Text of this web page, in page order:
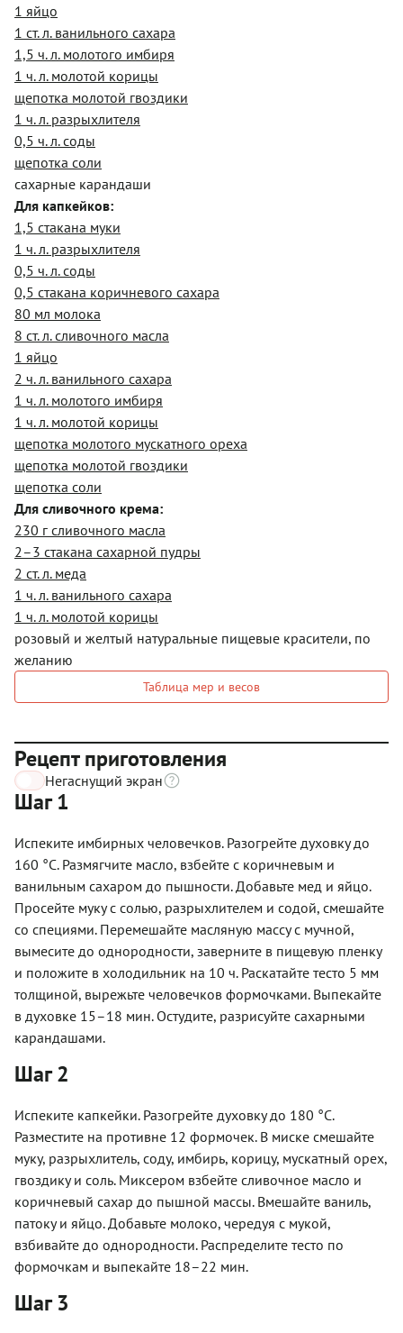
1 яйцо
1 ст. л. ванильного сахара
1,5 ч. л. молотого имбиря
1 ч. л. молотой корицы
щепотка молотой гвоздики
1 ч. л. разрыхлителя
0,5 ч. л. соды
щепотка соли
сахарные карандаши
Для капкейков:
1,5 стакана муки
1 ч. л. разрыхлителя
0,5 ч. л. соды
0,5 стакана коричневого сахара
80 мл молока
8 ст. л. сливочного масла
1 яйцо
2 ч. л. ванильного сахара
1 ч. л. молотого имбиря
1 ч. л. молотой корицы
щепотка молотого мускатного ореха
щепотка молотой гвоздики
щепотка соли
Для сливочного крема:
230 г сливочного масла
2–3 стакана сахарной пудры
2 ст. л. меда
1 ч. л. ванильного сахара
1 ч. л. молотой корицы
розовый и желтый натуральные пищевые красители, по
желанию
Таблица мер и весов
Рецепт приготовления
Негаснущий экран
Шаг 1
Испеките имбирных человечков. Разогрейте духовку до
160 °С. Размягчите масло, взбейте с коричневым и
ванильным сахаром до пышности. Добавьте мед и яйцо.
Просейте муку с солью, разрыхлителем и содой, смешайте
со специями. Перемешайте масляную массу с мучной,
вымесите до однородности, заверните в пищевую пленку
и положите в холодильник на 10 ч. Раскатайте тесто 5 мм
толщиной, вырежьте человечков формочками. Выпекайте
в духовке 15–18 мин. Остудите, разрисуйте сахарными
карандашами.
Шаг 2
Испеките капкейки. Разогрейте духовку до 180 °С.
Разместите на противне 12 формочек. В миске смешайте
муку, разрыхлитель, соду, имбирь, корицу, мускатный орех,
гвоздику и соль. Миксером взбейте сливочное масло и
коричневый сахар до пышной массы. Вмешайте ваниль,
патоку и яйцо. Добавьте молоко, чередуя с мукой,
взбивайте до однородности. Распределите тесто по
формочкам и выпекайте 18–22 мин.
Шаг 3